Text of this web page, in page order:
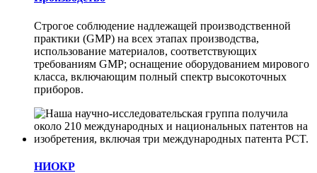
Строгое соблюдение надлежащей производственной
практики (GMP) на всех этапах производства,
использование материалов, соответствующих
требованиям GMP; оснащение оборудованием мирового
класса, включающим полный спектр высокоточных
приборов.
НИОКР